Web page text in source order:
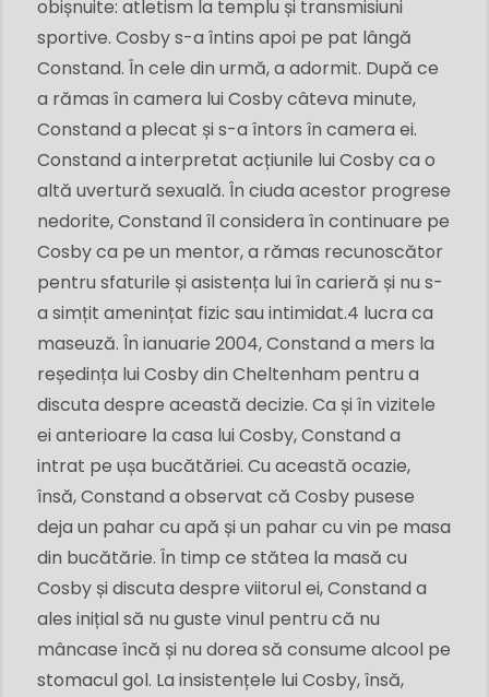
obișnuite: atletism la templu și transmisiuni
sportive. Cosby s-a întins apoi pe pat lângă
Constand. În cele din urmă, a adormit. După ce
a rămas în camera lui Cosby câteva minute,
Constand a plecat și s-a întors în camera ei.
Constand a interpretat acțiunile lui Cosby ca o
altă uvertură sexuală. În ciuda acestor progrese
nedorite, Constand îl considera în continuare pe
Cosby ca pe un mentor, a rămas recunoscător
pentru sfaturile și asistența lui în carieră și nu s-
a simțit amenințat fizic sau intimidat.4 lucra ca
maseuză. În ianuarie 2004, Constand a mers la
reședința lui Cosby din Cheltenham pentru a
discuta despre această decizie. Ca și în vizitele
ei anterioare la casa lui Cosby, Constand a
intrat pe ușa bucătăriei. Cu această ocazie,
însă, Constand a observat că Cosby pusese
deja un pahar cu apă și un pahar cu vin pe masa
din bucătărie. În timp ce stătea la masă cu
Cosby și discuta despre viitorul ei, Constand a
ales inițial să nu guste vinul pentru că nu
mâncase încă și nu dorea să consume alcool pe
stomacul gol. La insistențele lui Cosby, însă,